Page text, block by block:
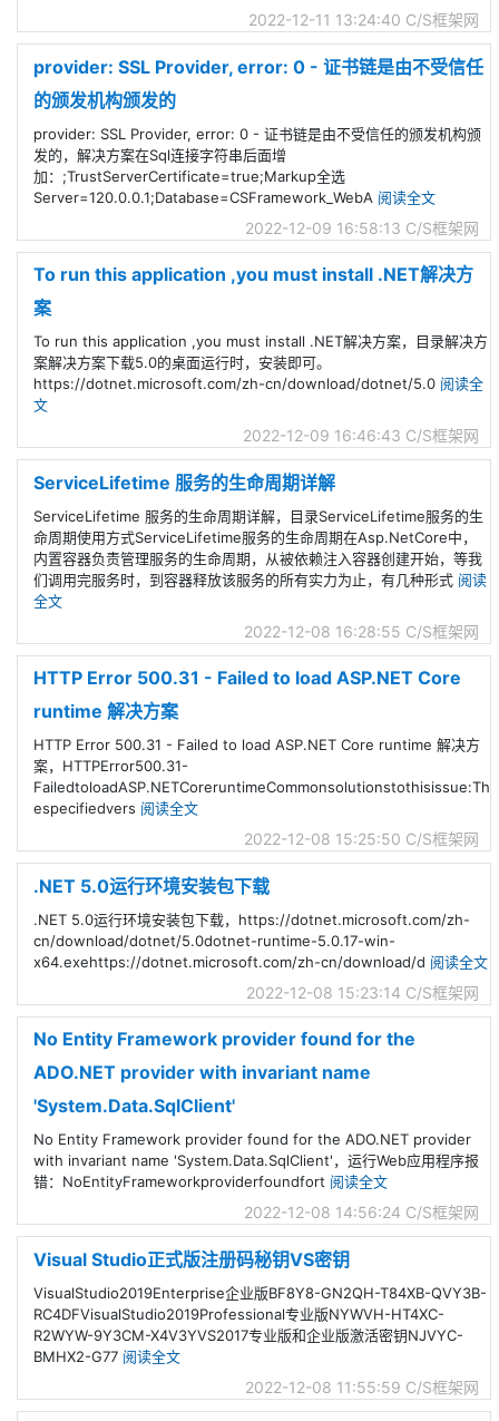
2022-12-11 13:24:40 C/S框架网
provider: SSL Provider, error: 0 - 证书链是由不受信任
的颁发机构颁发的
provider: SSL Provider, error: 0 - 证书链是由不受信任的颁发机构颁
发的，解决方案在Sql连接字符串后面增
加：;TrustServerCertificate=true;Markup全选
Server=120.0.0.1;Database=CSFramework_WebA 阅读全文
2022-12-09 16:58:13 C/S框架网
To run this application ,you must install .NET解决方
案
To run this application ,you must install .NET解决方案，目录解决方
案解决方案下载5.0的桌面运行时，安装即可。
https://dotnet.microsoft.com/zh-cn/download/dotnet/5.0 阅读全
文
2022-12-09 16:46:43 C/S框架网
ServiceLifetime 服务的生命周期详解
ServiceLifetime 服务的生命周期详解，目录ServiceLifetime服务的生
命周期使用方式ServiceLifetime服务的生命周期在Asp.NetCore中，
内置容器负责管理服务的生命周期，从被依赖注入容器创建开始，等我
们调用完服务时，到容器释放该服务的所有实力为止，有几种形式 阅读
全文
2022-12-08 16:28:55 C/S框架网
HTTP Error 500.31 - Failed to load ASP.NET Core
runtime 解决方案
HTTP Error 500.31 - Failed to load ASP.NET Core runtime 解决方
案，HTTPError500.31-
FailedtoloadASP.NETCoreruntimeCommonsolutionstothisissue:Th
especifiedvers 阅读全文
2022-12-08 15:25:50 C/S框架网
.NET 5.0运行环境安装包下载
.NET 5.0运行环境安装包下载，https://dotnet.microsoft.com/zh-
cn/download/dotnet/5.0dotnet-runtime-5.0.17-win-
x64.exehttps://dotnet.microsoft.com/zh-cn/download/d 阅读全文
2022-12-08 15:23:14 C/S框架网
No Entity Framework provider found for the
ADO.NET provider with invariant name
'System.Data.SqlClient'
No Entity Framework provider found for the ADO.NET provider
with invariant name 'System.Data.SqlClient'，运行Web应用程序报
错：NoEntityFrameworkproviderfoundfort 阅读全文
2022-12-08 14:56:24 C/S框架网
Visual Studio正式版注册码秘钥VS密钥
VisualStudio2019Enterprise企业版BF8Y8-GN2QH-T84XB-QVY3B-
RC4DFVisualStudio2019Professional专业版NYWVH-HT4XC-
R2WYW-9Y3CM-X4V3YVS2017专业版和企业版激活密钥NJVYC-
BMHX2-G77 阅读全文
2022-12-08 11:55:59 C/S框架网